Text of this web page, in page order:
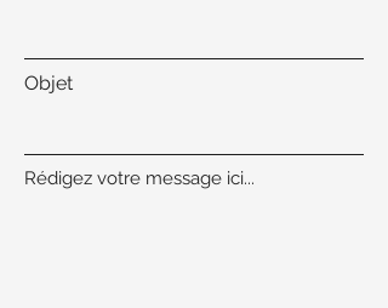
Objet
Rédigez votre message ici...